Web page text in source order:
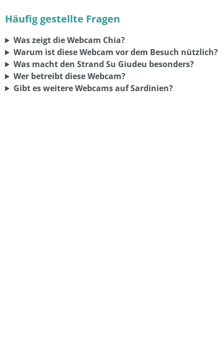
Häufig gestellte Fragen
Was zeigt die Webcam Chia?
Warum ist diese Webcam vor dem Besuch nützlich?
Was macht den Strand Su Giudeu besonders?
Wer betreibt diese Webcam?
Gibt es weitere Webcams auf Sardinien?